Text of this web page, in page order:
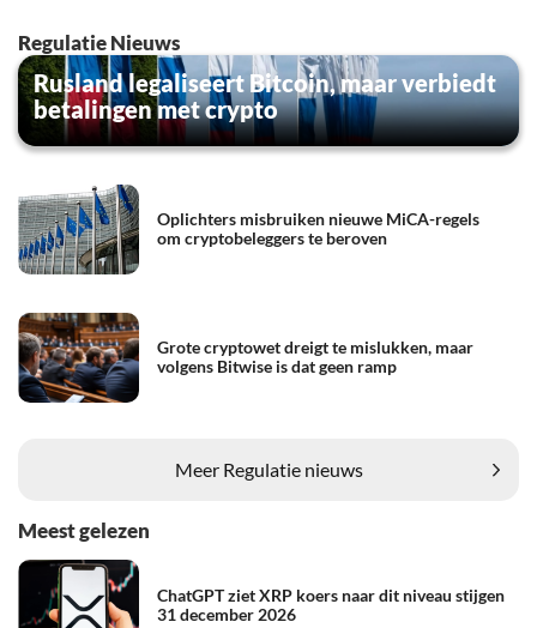
Regulatie Nieuws
Rusland legaliseert Bitcoin, maar verbiedt
betalingen met crypto
Oplichters misbruiken nieuwe MiCA-regels
om cryptobeleggers te beroven
Grote cryptowet dreigt te mislukken, maar
volgens Bitwise is dat geen ramp
Meer Regulatie nieuws
Meest gelezen
ChatGPT ziet XRP koers naar dit niveau stijgen
31 december 2026